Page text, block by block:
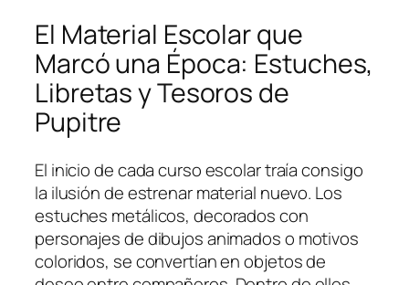
El Material Escolar que
Marcó una Época: Estuches,
Libretas y Tesoros de
Pupitre
El inicio de cada curso escolar traía consigo
la ilusión de estrenar material nuevo. Los
estuches metálicos, decorados con
personajes de dibujos animados o motivos
coloridos, se convertían en objetos de